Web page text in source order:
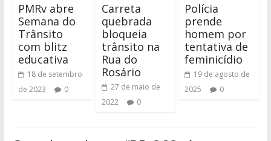
PMRv abre
Semana do
Trânsito
com blitz
educativa
18 de setembro
de 2023
0
Carreta
quebrada
bloqueia
trânsito na
Rua do
Rosário
27 de maio de
2022
0
Polícia
prende
homem por
tentativa de
feminicídio
19 de agosto de
2025
0